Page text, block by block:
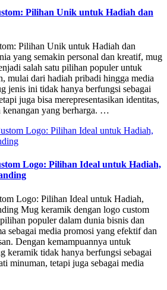
Pilihan Unik untuk Hadiah dan
Pilihan Unik untuk Hadiah dan
yang semakin personal dan kreatif, mug
salah satu pilihan populer untuk
mulai dari hadiah pribadi hingga media
jenis ini tidak hanya berfungsi sebagai
juga bisa merepresentasikan identitas,
kenangan yang berharga. …
Logo: Pilihan Ideal untuk Hadiah,
Logo: Pilihan Ideal untuk Hadiah,
Mug keramik dengan logo custom
populer dalam dunia bisnis dan
sebagai media promosi yang efektif dan
Dengan kemampuannya untuk
keramik tidak hanya berfungsi sebagai
minuman, tetapi juga sebagai media